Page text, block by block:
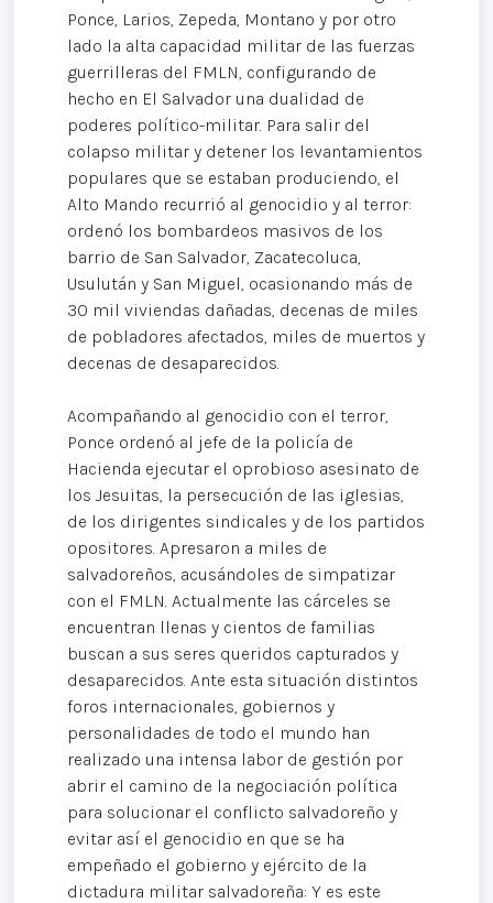
Ponce, Larios, Zepeda, Montano y por otro
lado la alta capacidad militar de las fuerzas
guerrilleras del FMLN, configurando de
hecho en El Salvador una dualidad de
poderes político-militar. Para salir del
colapso militar y detener los levantamientos
populares que se estaban produciendo, el
Alto Mando recurrió al genocidio y al terror:
ordenó los bombardeos masivos de los
barrio de San Salvador, Zacatecoluca,
Usulután y San Miguel, ocasionando más de
30 mil viviendas dañadas, decenas de miles
de pobladores afectados, miles de muertos y
decenas de desaparecidos.
Acompañando al genocidio con el terror,
Ponce ordenó al jefe de la policía de
Hacienda ejecutar el oprobioso asesinato de
los Jesuitas, la persecución de las iglesias,
de los dirigentes sindicales y de los partidos
opositores. Apresaron a miles de
salvadoreños, acusándoles de simpatizar
con el FMLN. Actualmente las cárceles se
encuentran llenas y cientos de familias
buscan a sus seres queridos capturados y
desaparecidos. Ante esta situación distintos
foros internacionales, gobiernos y
personalidades de todo el mundo han
realizado una intensa labor de gestión por
abrir el camino de la negociación política
para solucionar el conflicto salvadoreño y
evitar así el genocidio en que se ha
empeñado el gobierno y ejército de la
dictadura militar salvadoreña: Y es este